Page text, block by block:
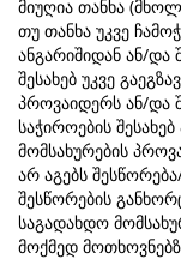
მიუღია თანხა
თუ თანხა უკვე
ანგარიშიდან ან/და
შესახებ უკვე
პროვაიდერს ან/და
საჭიროების
მომსახურების
არ აგებს
შესწორების
საგადახდო
მოქმედ